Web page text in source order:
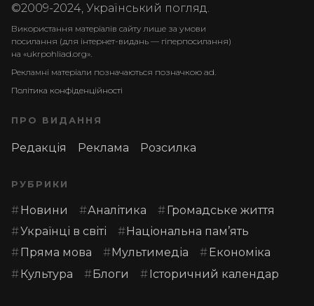
©2009-2024, Український погляд.
Використання матеріалів сайту лише за умови
посилання (для інтернет-видань — гіперпосилання)
на «ukrpohliad.org».
Рекламні матеріали позначаються позначкою ad.
Політика конфіденційності
ПРО ВИДАННЯ
Редакція Реклама Розсилка
РУБРИКИ
Новини Аналітика
Громадське життя
Українці в світі
Національна пам’ять
Пряма мова
Мультимедіа
Економіка
Культура
Блоги Історичний календар